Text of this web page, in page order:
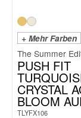
+ Mehr Farben
The Summer
PUSH FIT
CRYSTAL
BLOOM
TLYFX106